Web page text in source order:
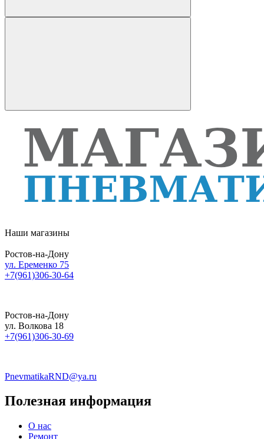
Наши магазины
Ростов-на-Дону
ул. Еременко 75
+7(961)306-30-64
Ростов-на-Дону
ул. Волкова 18
+7(961)306-30-69
PnevmatikaRND@ya.ru
Полезная информация
О нас
Ремонт